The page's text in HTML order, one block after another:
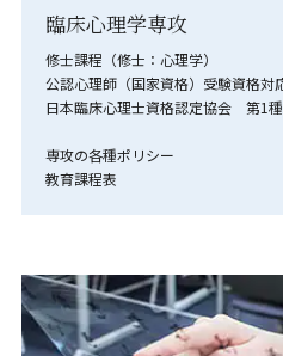
臨床心理学専攻
修士課程（修士：心理学）
公認心理師（国家資格）受験資格対
日本臨床心理士資格認定協会 第1
専攻の各種ポリシー
教育課程表